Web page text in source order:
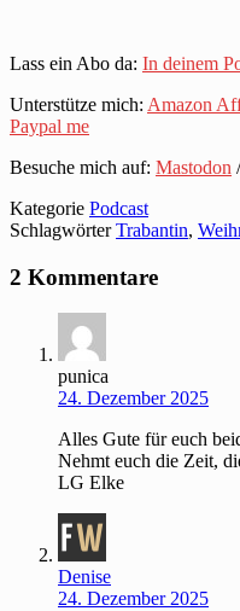
Lass ein Abo da: In deinem
Unterstütze mich: Amazon
Paypal me
Besuche mich auf: Mastodon
Kategorie Podcast
SchlagwörterTrabantin,
2 Kommentare
punica
24. Dezember 2025
Alles Gute für euch
Nehmt euch die Zeit,
LG Elke
Denise
24. Dezember 2025